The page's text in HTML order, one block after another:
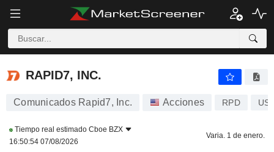
RAPID7, INC.
RAPID7, INC.
Comunicados Rapid7, Inc. Acciones RPD
Tiempo real estimado Cboe BZX
16:50:54 07/08/2026
Varia. 1 de enero.